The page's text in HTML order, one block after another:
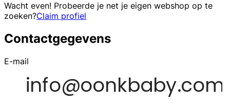
Wacht even! Probeerde je net je eigen webshop op te
zoeken?Claim profiel
Contactgegevens
E-mail